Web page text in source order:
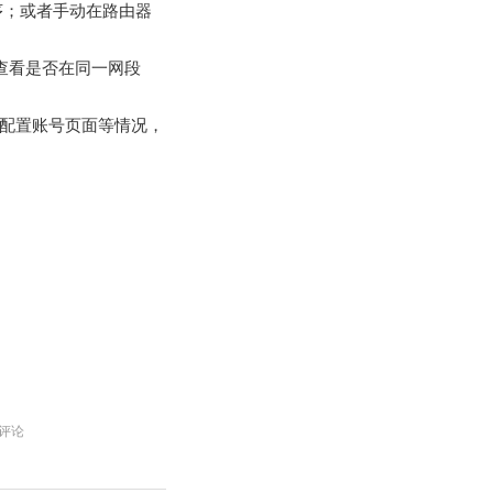
或者手动在路由器
看是否在同一网段
置账号页面等情况，
论